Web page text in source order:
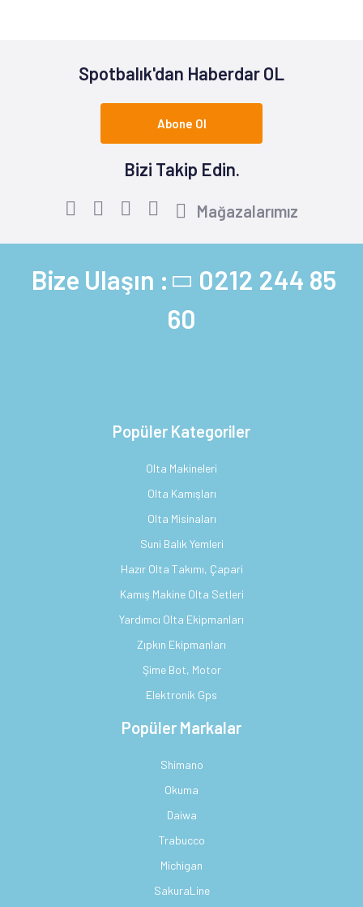
Spotbalık'dan Haberdar OL
Abone Ol
Bizi Takip Edin.
Mağazalarımız
Bize Ulaşın : 0212 244 85
60
Popüler Kategoriler
Olta Makineleri
Olta Kamışları
Olta Misinaları
Suni Balık Yemleri
Hazır Olta Takımı, Çapari
Kamış Makine Olta Setleri
Yardımcı Olta Ekipmanları
Zıpkın Ekipmanları
Şime Bot, Motor
Elektronik Gps
Popüler Markalar
Shimano
Okuma
Daiwa
Trabucco
Michigan
SakuraLine